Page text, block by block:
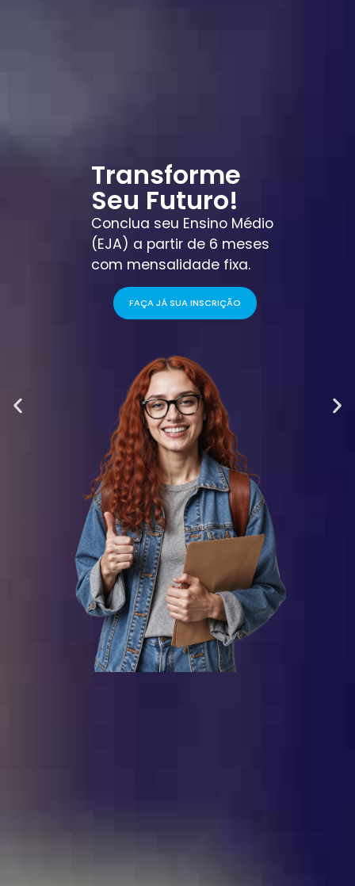
Transforme
Seu Futuro!
Conclua seu Ensino Médio
(EJA) a partir de 6 meses
com mensalidade fixa.
FAÇA JÁ SUA INSCRIÇÃO